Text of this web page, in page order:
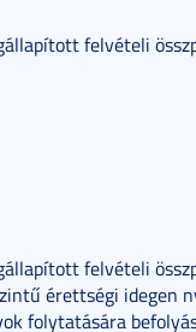
felvételi
felvételi
érettségi idegen
folytatására